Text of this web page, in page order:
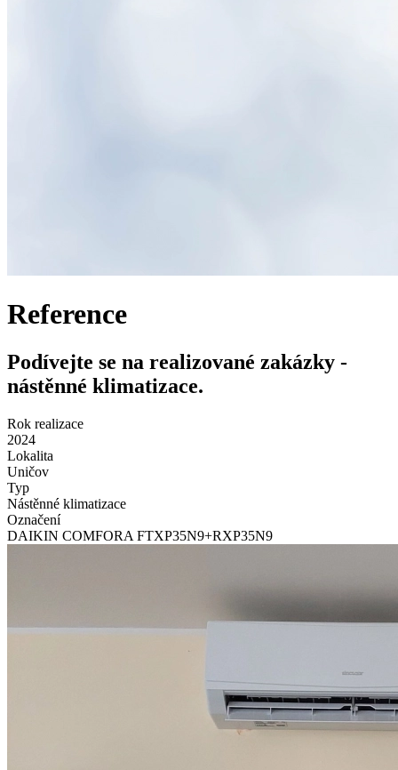
Reference
Podívejte se na realizované zakázky -
nástěnné klimatizace.
Rok realizace
2024
Lokalita
Uničov
Typ
Nástěnné klimatizace
Označení
DAIKIN COMFORA FTXP35N9+RXP35N9